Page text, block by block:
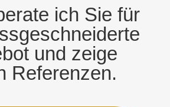
ich Sie für
und zeige
Referenzen.